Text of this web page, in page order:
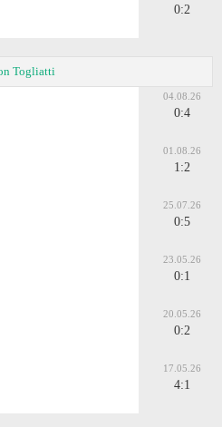
0:2
Togliatti
04.08.26
0:4
01.08.26
1:2
25.07.26
0:5
23.05.26
0:1
20.05.26
0:2
17.05.26
4:1